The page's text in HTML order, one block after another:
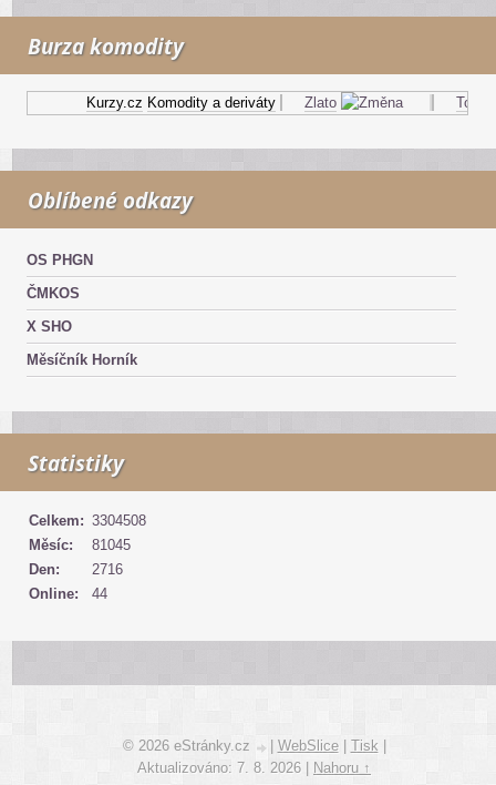
Burza komodity
Kurzy.cz Komodity a deriváty Zlato Topný
Oblíbené odkazy
OS PHGN
ČMKOS
X SHO
Měsíčník Horník
Statistiky
Online: 44
Celkem: 3304508
Měsíc:
81045
Den:
2716
© 2026 eStránky.cz WebSlice Tisk
Aktualizováno: 7. 8. 2026
Nahoru ↑